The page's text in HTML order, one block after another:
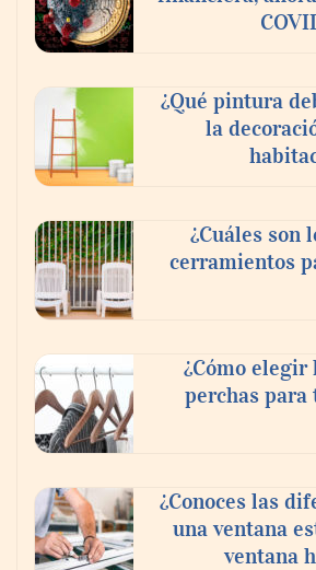
¿Qué pintura
la
¿Cuáles son
cerramientos
¿Cómo elegir
perchas para
¿Conoces las
una ventana
ventana